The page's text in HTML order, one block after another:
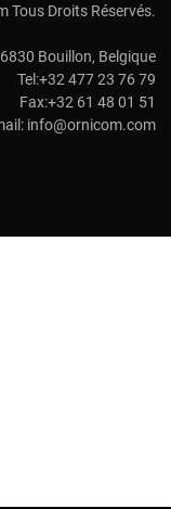
Tous Droits Réservés.
6830 Bouillon, Belgique
Tel:+32 477 23 76 79
Fax:+32 61 48 01 51
info@ornicom.com